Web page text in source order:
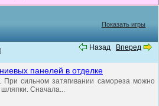
Показать игры
Назад Вперед
панелей в отделке
При сильном затягивании самореза можно
шляпки. Сначала...